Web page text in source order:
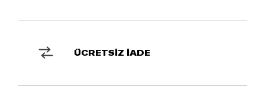
ÜCRETSİZ İADE